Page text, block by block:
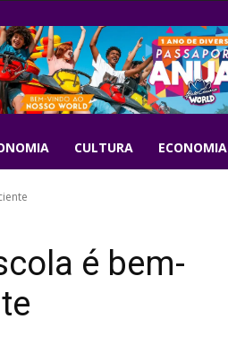
CULTURA ECONOMIA
é bem-